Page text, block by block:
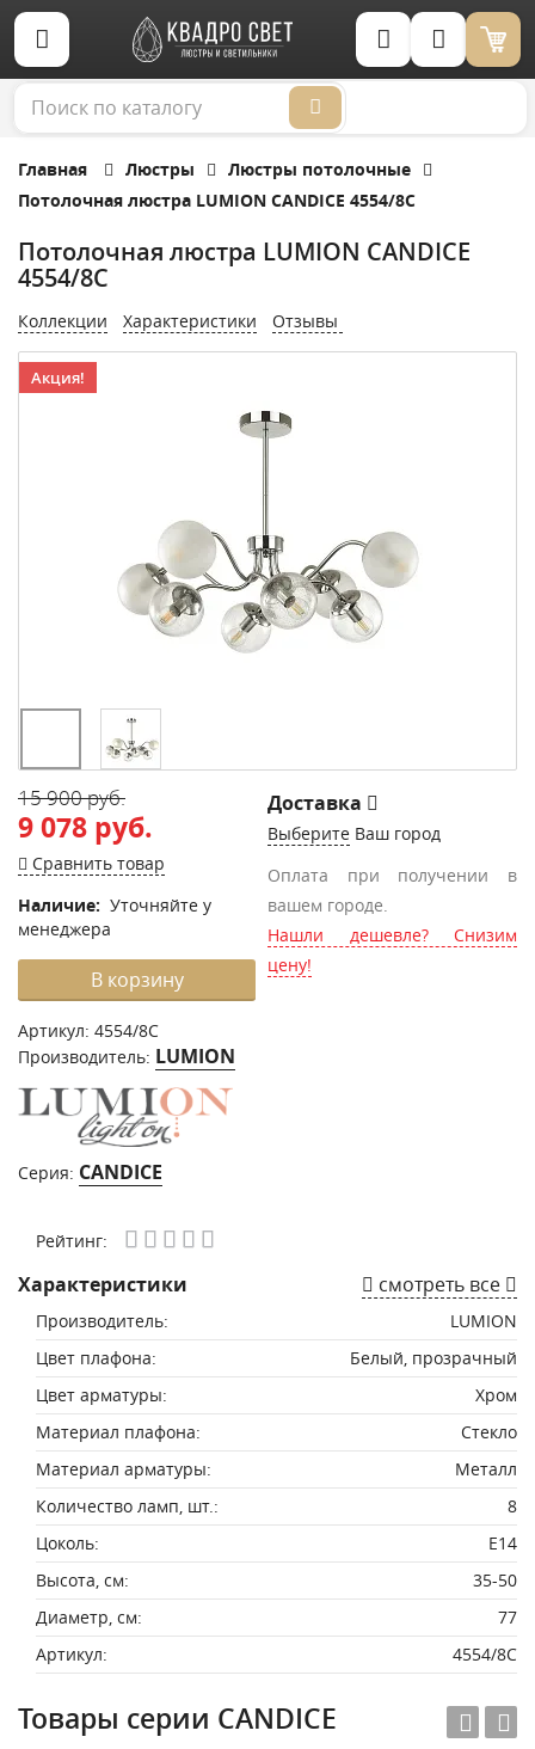
Корзина (0)
Главная Люстры
Люстры потолочные
Потолочная люстра LUMION CANDICE 4554/8C
Потолочная люстра LUMION CANDICE
4554/8C
Коллекции Характеристики Отзывы
Акция!
15 900 руб.
9 078 руб.
Сравнить товар
Наличие: Уточняйте у
менеджера
В корзину
Артикул: 4554/8C
Производитель: LUMION
Серия: CANDICE
Доставка
Выберите Ваш город
Оплата при получении в
вашем городе.
Нашли дешевле? Снизим
цену!
Рейтинг:
Характеристики смотреть все
Производитель:
LUMION
Цвет плафона:
Белый, прозрачный
Цвет арматуры:
Хром
Материал плафона:
Стекло
Материал арматуры:
Металл
Количество ламп, шт.:
8
Цоколь:
E14
Высота, см:
35-50
Диаметр, см:
77
Артикул:
4554/8C
Товары серии CANDICE